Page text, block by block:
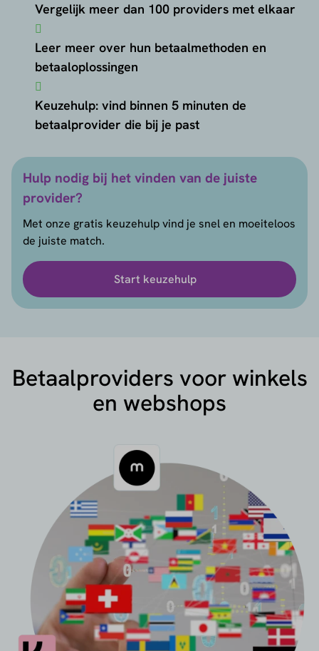
Vergelijk meer dan 100 providers met elkaar
Leer meer over hun betaalmethoden en
betaaloplossingen
Keuzehulp: vind binnen 5 minuten de
betaalprovider die bij je past
Hulp nodig bij het vinden van de juiste
provider?
Met onze gratis keuzehulp vind je snel en moeiteloos
de juiste match.
Start keuzehulp
Betaalproviders voor winkels
en webshops